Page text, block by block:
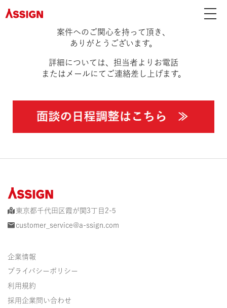
案件へのご関心を持って頂き、
ありがとうございます。
詳細については、担当者 より お電話
またはメールにて ご連絡差し上げます。
東京都千代田区霞が関3丁目2-5
customer_service@a-ssign.com
企業情報
プライバシーポリシー
利用規約
採用企業問い合わせ